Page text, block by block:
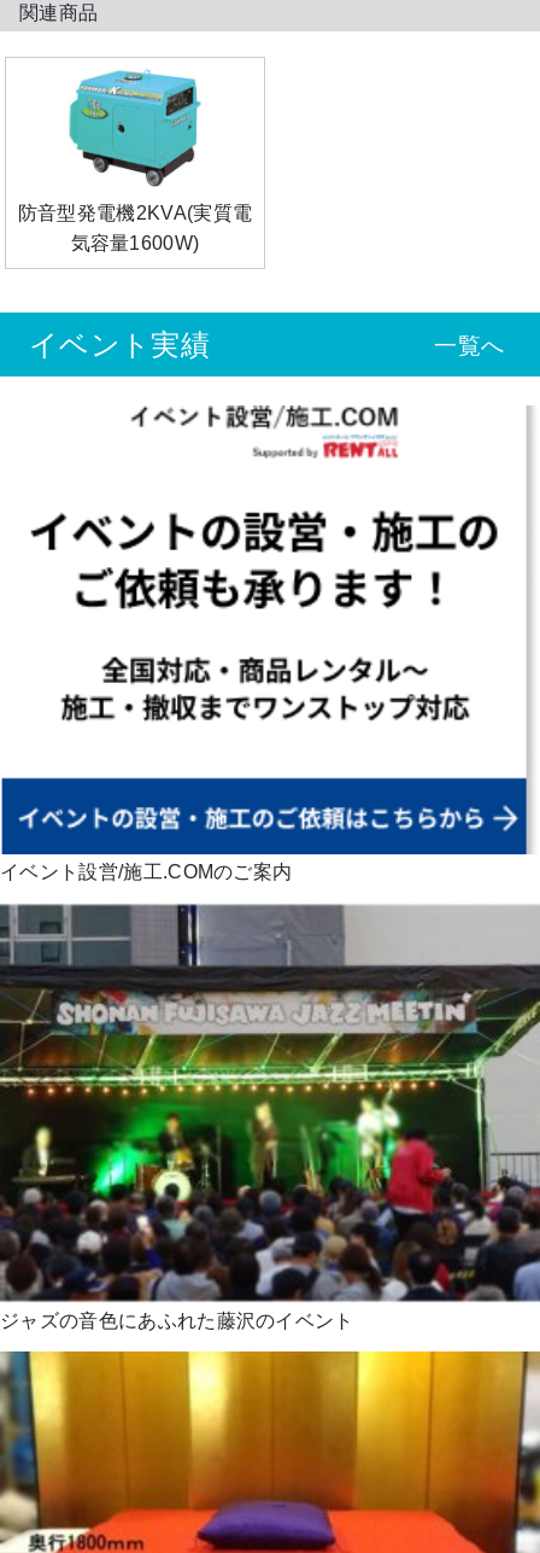
関連商品
防音型発電機2KVA(実質電
気容量1600W)
イベント実績 一覧へ
イベント設営/施工.COMのご案内
ジャズの音色にあふれた藤沢のイベント